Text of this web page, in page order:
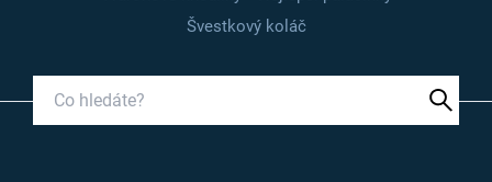
Švestkový koláč